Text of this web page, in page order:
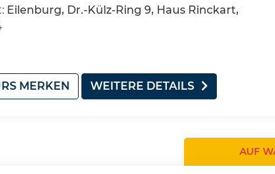
Eilenburg, Dr.-Külz-Ring 9, Haus Rinckart,
MERKEN WEITERE DETAILS
AUF